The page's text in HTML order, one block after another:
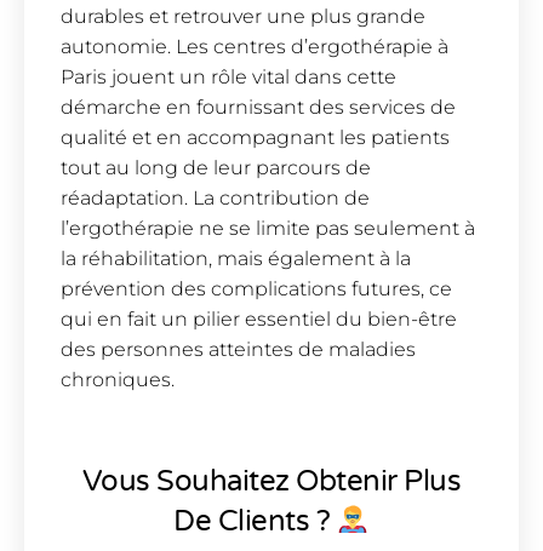
durables et retrouver une plus grande
autonomie. Les centres d’ergothérapie à
Paris jouent un rôle vital dans cette
démarche en fournissant des services de
qualité et en accompagnant les patients
tout au long de leur parcours de
réadaptation. La contribution de
l’ergothérapie ne se limite pas seulement à
la réhabilitation, mais également à la
prévention des complications futures, ce
qui en fait un pilier essentiel du bien-être
des personnes atteintes de maladies
chroniques.
Vous Souhaitez Obtenir Plus
De Clients ?